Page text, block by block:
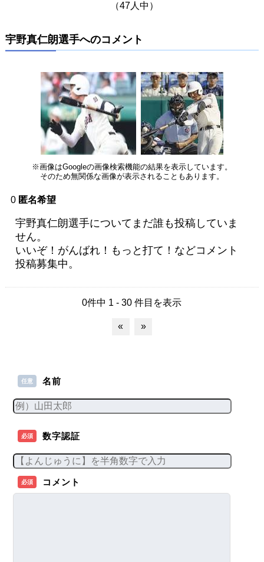
（47人中）
宇野真仁朗選手へのコメント
※画像はGoogleの画像検索機能の結果を表示しています。
そのため無関係な画像が表示されることもあります。
0 匿名希望
宇野真仁朗選手についてまだ誰も投稿していま
せん。
いいぞ！がんばれ！もっと打て！などコメント
投稿募集中。
0件中 1 - 30 件目を表示
« »
任意 名前
必須 数字認証
必須 コメント